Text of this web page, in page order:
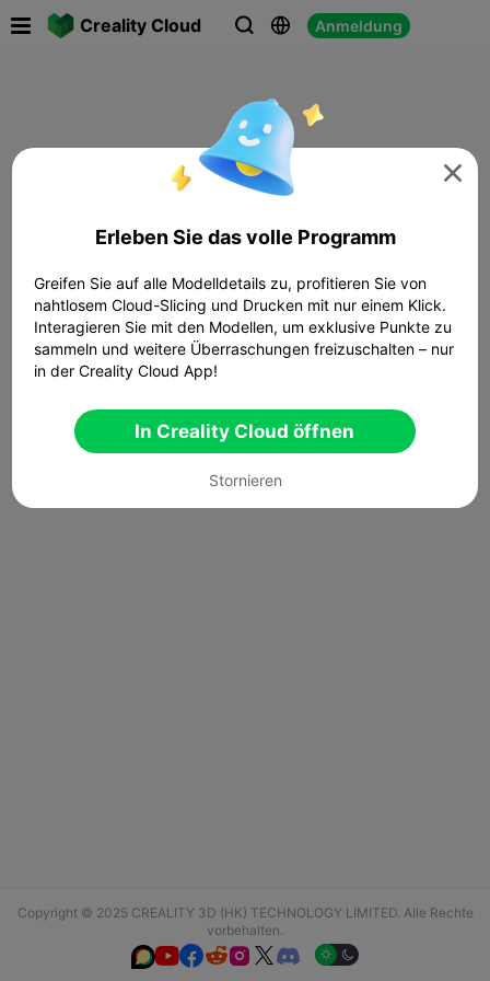
Creality Cloud   Anmeldung
Copyright © 2025 CREALITY 3D (HK) TECHNOLOGY LIMITED. Alle Rechte
vorbehalten.
  

Erleben Sie das volle Programm
Greifen Sie auf alle Modelldetails zu, profitieren Sie von
nahtlosem Cloud-Slicing und Drucken mit nur einem Klick.
Interagieren Sie mit den Modellen, um exklusive Punkte zu
sammeln und weitere Überraschungen freizuschalten – nur
in der Creality Cloud App!
In Creality Cloud öffnen
Stornieren